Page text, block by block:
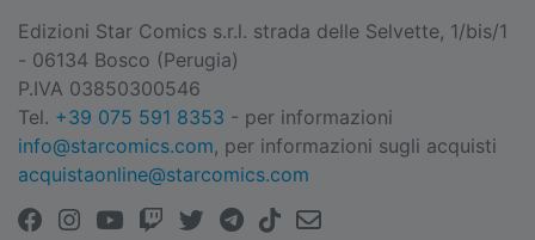
Edizioni Star Comics s.r.l. strada delle Selvette, 1/bis/1
- 06134 Bosco (Perugia)
P.IVA 03850300546
Tel. +39 075 591 8353 - per informazioni
info@starcomics.com, per informazioni sugli acquisti
acquistaonline@starcomics.com